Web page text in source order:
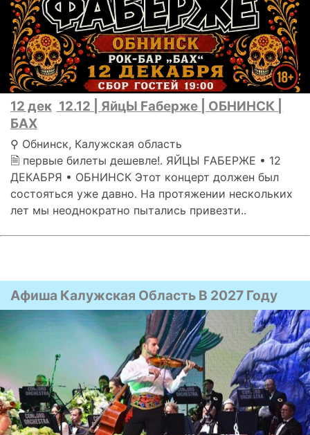
12 дек 12.12 | ЯйцЫ Fаберже | ОБНИНСК |
БАХ
⚲ Обнинск, Калужская область
🗎 первые билеты дешевле!. ЯЙЦЫ FАБЕРЖЕ • 12
ДЕКАБРЯ • ОБНИНСК Этот концерт должен был
состояться уже давно. На протяжении нескольких
лет мы неоднократно пытались привезти..
Афиша Калужская Область В 2027 Году